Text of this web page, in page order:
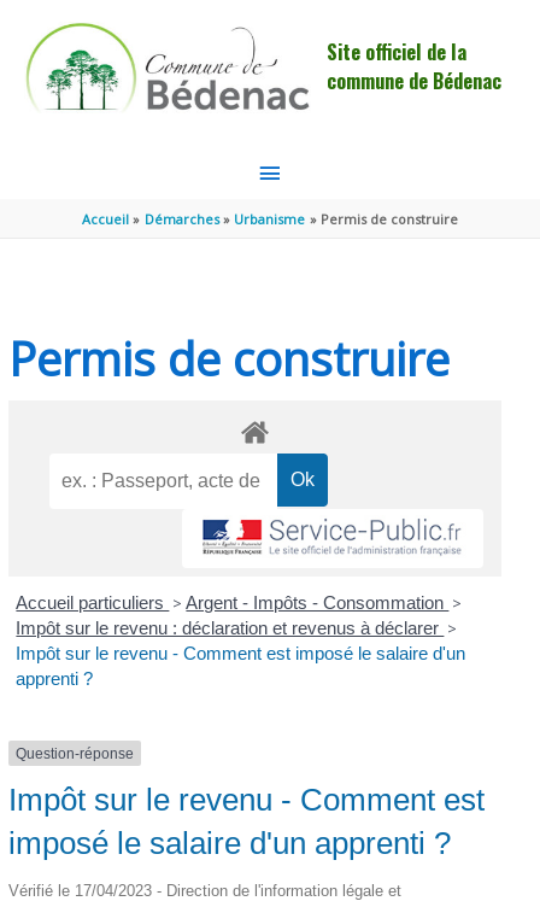
Site officiel de la
commune de Bédenac
MENU
PRINCIPAL
Accueil Démarches Urbanisme Permis de construire
Permis de construire
Accueil particuliers > Argent - Impôts - Consommation >
Impôt sur le revenu : déclaration et revenus à déclarer >
Impôt sur le revenu - Comment est imposé le salaire d'un
apprenti ?
Question-réponse
Impôt sur le revenu - Comment est
imposé le salaire d'un apprenti ?
Vérifié le 17/04/2023 - Direction de l'information légale et